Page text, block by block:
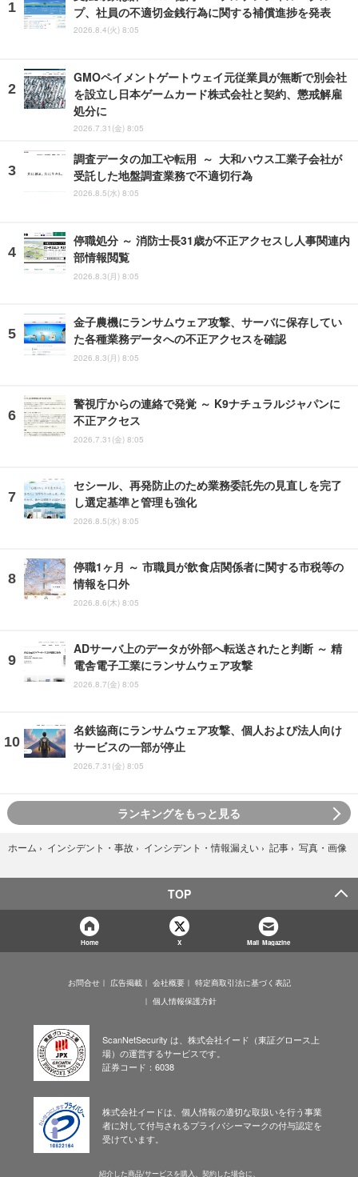
プ、社員の不適切金銭行為に関する補償進捗を発表
2026.8.4(火) 8:05
GMOペイメントゲートウェイ元従業員が無断で別会社
を設立し日本ゲームカード株式会社と契約、懲戒解雇
処分に
2026.7.31(金) 8:05
調査データの加工や転用 ～ 大和ハウス工業子会社が
受託した地盤調査業務で不適切行為
2026.8.5(水) 8:05
停職処分 ～ 消防士長31歳が不正アクセスし人事関連内
部情報閲覧
2026.8.3(月) 8:05
金子農機にランサムウェア攻撃、サーバに保存してい
た各種業務データへの不正アクセスを確認
2026.8.3(月) 8:05
警視庁からの連絡で発覚 ～ K9ナチュラルジャパンに
不正アクセス
2026.7.31(金) 8:05
セシール、再発防止のため業務委託先の見直しを完了
し選定基準と管理も強化
2026.8.5(水) 8:05
停職1ヶ月 ～ 市職員が飲食店関係者に関する市税等の
情報を口外
2026.8.6(木) 8:05
ADサーバ上のデータが外部へ転送されたと判断 ～ 精
電舎電子工業にランサムウェア攻撃
2026.8.7(金) 8:05
名鉄協商にランサムウェア攻撃、個人および法人向け
サービスの一部が停止
2026.7.31(金) 8:05
ランキングをもっと見る
ホーム › インシデント・事故 › インシデント・情報漏えい › 記事 › 写真・画像
TOP
Home X Mail Magazine
お問合せ 広告掲載 会社概要
特定商取引法に基づく表記
個人情報保護方針
ScanNetSecurity は、株式会社イード（東証グロース上
場）の運営するサービスです。
証券コード：6038
株式会社イードは、個人情報の適切な取扱いを行う事業
者に対して付与されるプライバシーマークの付与認定を
受けています。
紹介した商品/サービスを購入、契約した場合に、